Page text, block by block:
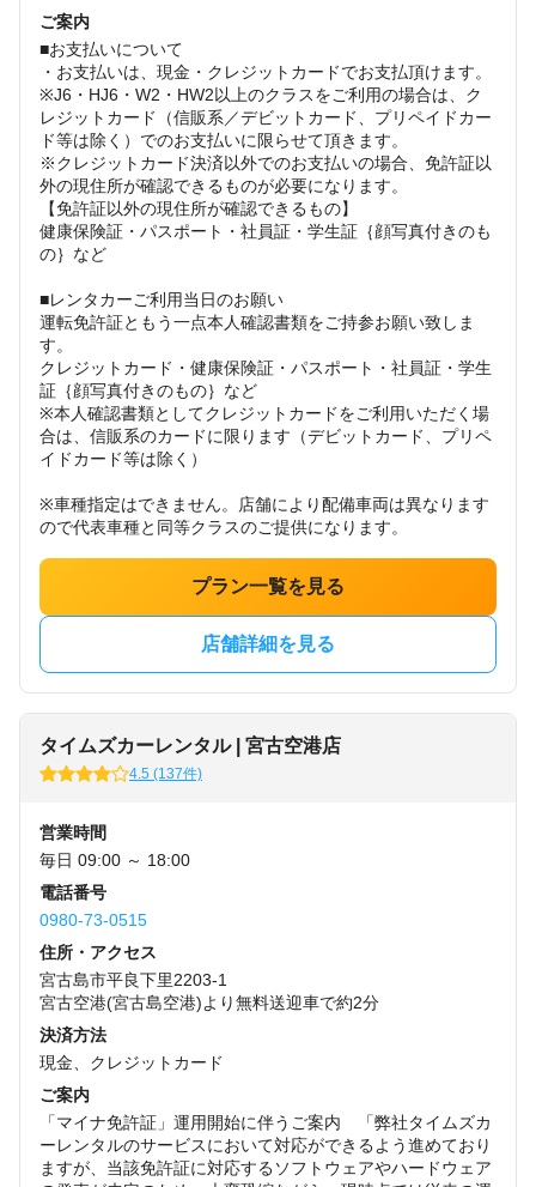
ご案内
■お支払いについて
・お支払いは、現金・クレジットカードでお支払頂けます。
※J6・HJ6・W2・HW2以上のクラスをご利用の場合は、ク
レジットカード（信販系／デビットカード、プリペイドカー
ド等は除く）でのお支払いに限らせて頂きます。
※クレジットカード決済以外でのお支払いの場合、免許証以
外の現住所が確認できるものが必要になります。
【免許証以外の現住所が確認できるもの】
健康保険証・パスポート・社員証・学生証｛顔写真付きのも
の｝など
■レンタカーご利用当日のお願い
運転免許証ともう一点本人確認書類をご持参お願い致しま
す。
クレジットカード・健康保険証・パスポート・社員証・学生
証｛顔写真付きのもの｝など
※本人確認書類としてクレジットカードをご利用いただく場
合は、信販系のカードに限ります（デビットカード、プリペ
イドカード等は除く）
※車種指定はできません。店舗により配備車両は異なります
ので代表車種と同等クラスのご提供になります。
プラン一覧を見る
店舗詳細を見る
タイムズカーレンタル | 宮古空港店
4.5 (137件)
営業時間
毎日 09:00 ～ 18:00
電話番号
0980-73-0515
住所・アクセス
宮古島市平良下里2203-1
宮古空港(宮古島空港)より無料送迎車で約2分
決済方法
現金、クレジットカード
ご案内
「マイナ免許証」運用開始に伴うご案内 「弊社タイムズカ
ーレンタルのサービスにおいて対応ができるよう進めており
ますが、当該免許証に対応するソフトウェアやハードウェア